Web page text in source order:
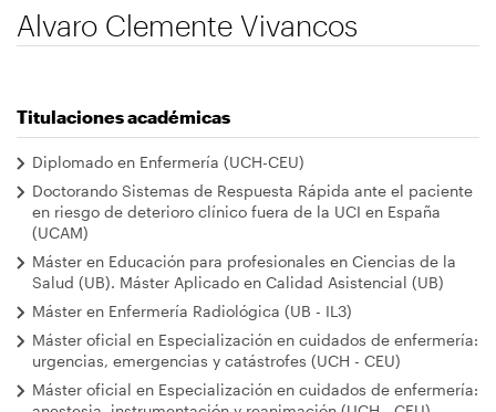
enlaces
a
la
navegación
Alvaro Clemente Vivancos
Titulaciones académicas
Diplomado en Enfermería (UCH-CEU)
Doctorando Sistemas de Respuesta Rápida ante el paciente
en riesgo de deterioro clínico fuera de la UCI en España
(UCAM)
Máster en Educación para profesionales en Ciencias de la
Salud (UB). Máster Aplicado en Calidad Asistencial (UB)
Máster en Enfermería Radiológica (UB - IL3)
Máster oficial en Especialización en cuidados de enfermería:
urgencias, emergencias y catástrofes (UCH - CEU)
Máster oficial en Especialización en cuidados de enfermería: